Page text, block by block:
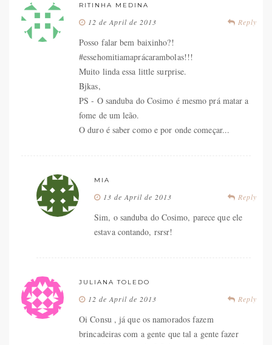
RITINHA MEDINA
Reply
12 de April de 2013
Posso falar bem baixinho?!
#essehomitiamaprácarambolas!!!
Muito linda essa little surprise.
Bjkas,
PS - O sanduba do Cosimo é mesmo prá matar a
fome de um leão.
O duro é saber como e por onde começar...
MIA
Reply
13 de April de 2013
Sim, o sanduba do Cosimo, parece que ele
estava contando, rsrsr!
JULIANA TOLEDO
Reply
12 de April de 2013
Oi Consu , já que os namorados fazem
brincadeiras com a gente que tal a gente fazer